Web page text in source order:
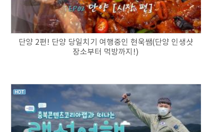
단양 2편! 단양 당일치기 여행중인 현욱쌤(단양 인생샷
장소부터 먹방까지!)